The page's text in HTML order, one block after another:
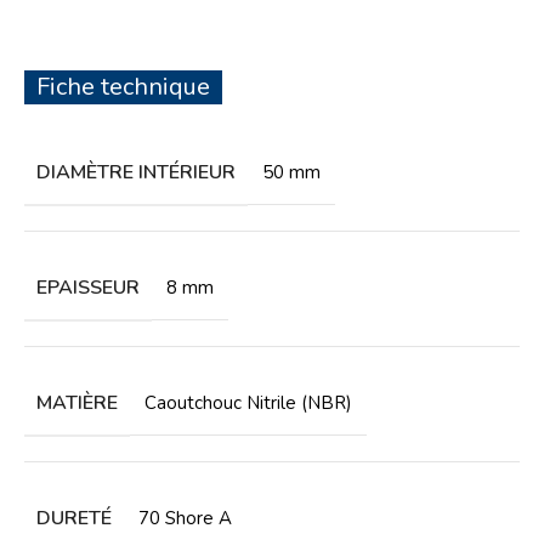
Fiche technique
DIAMÈTRE INTÉRIEUR 50 mm
EPAISSEUR 8 mm
MATIÈRE Caoutchouc Nitrile (NBR)
DURETÉ 70 Shore A